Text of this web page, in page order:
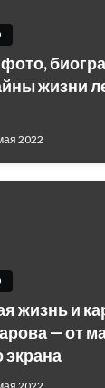
жизни
2022
жизнь и
— от
экрана